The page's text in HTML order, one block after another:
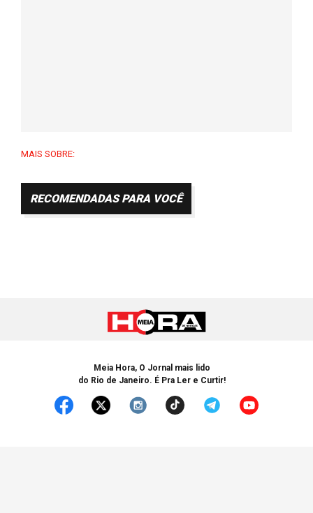
MAIS SOBRE:
RECOMENDADAS PARA VOCÊ
Meia Hora, O Jornal mais lido
do Rio de Janeiro. É Pra Ler e Curtir!